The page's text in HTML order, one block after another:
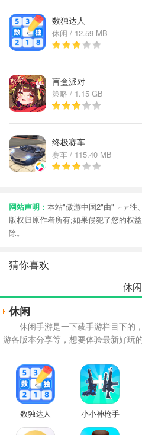
数独达人
休闲 / 12.59 MB
盲盒派对
策略 / 1.15 GB
终极赛车
赛车 / 115.40 MB
网站声明： 本站"傲游中国2"由"╭ァ徃
版权归原作者所有;如果侵犯了您的权
除。
猜你喜欢
休闲
休闲
休闲手游是一下载手游栏目下的
游各版本分享等，想要体验最新好玩
数独达人 小小神枪手